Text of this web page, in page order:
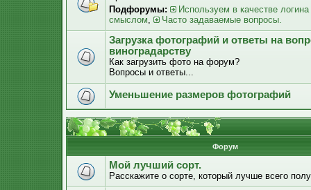
Подфорумы:
Используем в качестве
смыслом, Часто задаваемые вопросы.
Загрузка фотографий и ответы на
виноградарству
Как загрузить фото на форум?
Вопросы и ответы...
Уменьшение размеров фотографий
Форум
Мой лучший сорт.
Расскажите о сорте, который лучше всего